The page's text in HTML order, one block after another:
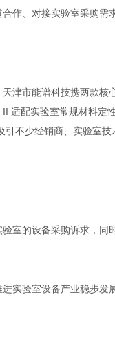
作、对接实验室采购需求
津市能谱科技携两款核
适配实验室常规材料定
不少经销商、实验室技
室的设备采购诉求，同
实验室设备产业稳步发展